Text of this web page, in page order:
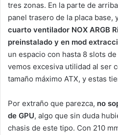
tres zonas. En la parte de
panel trasero de la placa base,
cuarto ventilador NOX ARGB
preinstalado y en mod
un espacio con hasta 8 slots
vemos excesiva utilidad al ser
tamaño máximo ATX, y estas
Por extraño que parezca, no
de GPU, algo que sin duda
chasis de este tipo. Con 210